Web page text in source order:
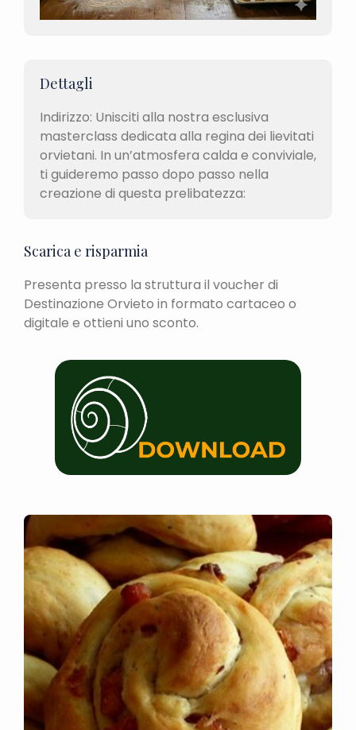
Dettagli
Indirizzo: Unisciti alla nostra esclusiva
masterclass dedicata alla regina dei lievitati
orvietani. In un’atmosfera calda e conviviale,
ti guideremo passo dopo passo nella
creazione di questa prelibatezza:
Scarica e risparmia
Presenta presso la struttura il voucher di
Destinazione Orvieto in formato cartaceo o
digitale e ottieni uno sconto.